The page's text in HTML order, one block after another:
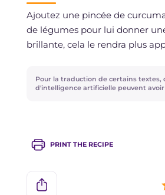
Ajoutez une pincée de
de légumes pour lui donner
brillante, cela le rendra plus
Pour la traduction de certains textes,
d'intelligence artificielle peuvent
PRINT THE RECIPE